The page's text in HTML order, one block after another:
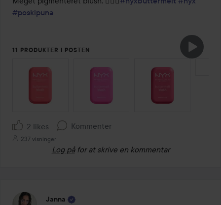
#poskipuna
11 PRODUKTER I POSTEN
SPRING OVER SEKTIONEN
2 likes Kommenter
237 visninger
Log på for at skrive en kommentar
Janna